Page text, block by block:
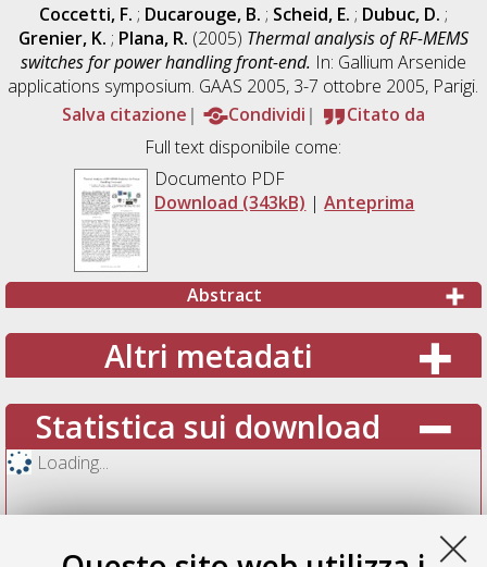
Coccetti, F. ; Ducarouge, B. ; Scheid, E. ; Dubuc, D. ;
Grenier, K. ; Plana, R. (2005) Thermal analysis of RF-MEMS
switches for power handling front-end. In: Gallium Arsenide
applications symposium. GAAS 2005, 3-7 ottobre 2005, Parigi.
Salva citazione
Condividi
Citato da
Full text disponibile come:
Documento PDF
Download (343kB) |Anteprima
Abstract
Altri metadati
Statistica sui download
Loading...